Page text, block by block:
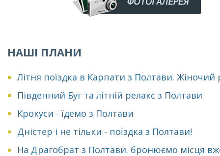
НАШІ ПЛАНИ
Літня поїздка в Карпати з Полтави. Жіночий
Південний Буг та літній релакс з Полтави
Крокуси - їдемо з Полтави
Дністер і не тільки - поїздка з Полтави!
На Драгобрат з Полтави. бронюємо місця